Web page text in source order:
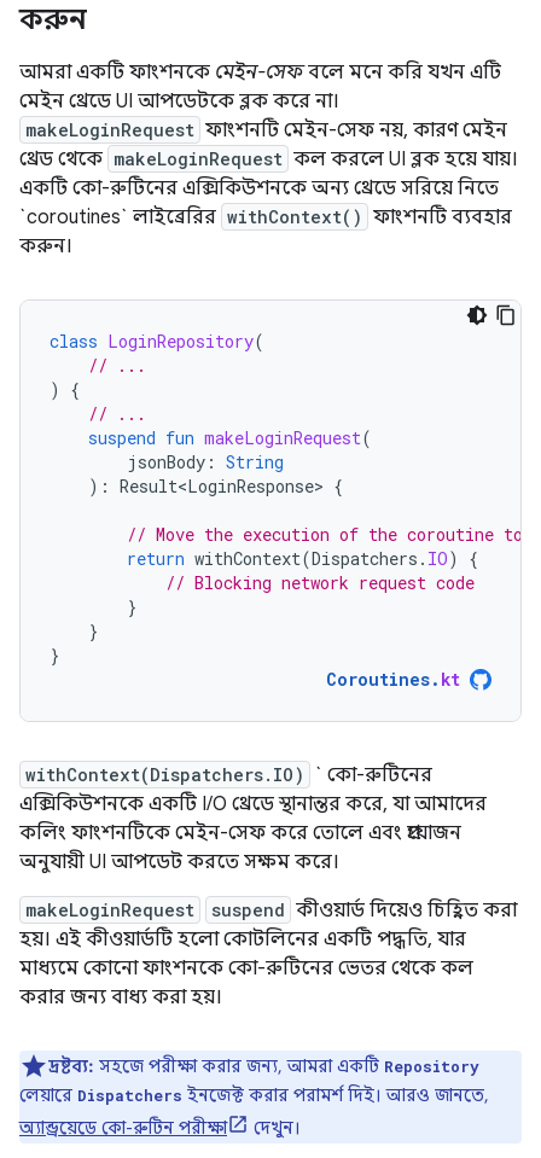
করুন
আমরা একটি ফাংশনকে মেইন-সেফবলে মনে করি যখন এটি
মেইন থ্রেডে UI আপডেটকে ব্লক করে না।
makeLoginRequest ফাংশনটি মেইন-সেফ নয়, কারণ মেইন
থ্রেড থেকে makeLoginRequest কল করলে UI ব্লক হয়ে যায়।
একটি কো-রুটিনের এক্সিকিউশনকে অন্য থ্রেডে সরিয়ে নিতে
`coroutines` লাইব্রেরির withContext() ফাংশনটি ব্যবহার
করুন।
class LoginRepository(
// ...
)
{
// ...
suspend fun makeLoginRequest(
jsonBody : String
): Result<LoginResponse> {
// Move the execution of the coroutine to
return withContext(Dispatchers . IO)
{
// Blocking network request code
}
}
}
Coroutines. kt
withContext(Dispatchers.IO)
` কো-রুটিনের
এক্সিকিউশনকে একটি I/O থ্রেডে স্থানান্তর করে, যা আমাদের
কলিং ফাংশনটিকে মেইন-সেফ করে তোলে এবং প্রয়োজন
অনুযায়ী UI আপডেট করতে সক্ষম করে।
makeLoginRequest suspend কীওয়ার্ড দিয়েও চিহ্নিত করা
হয়। এই কীওয়ার্ডটি হলো কোটলিনের একটি পদ্ধতি, যার
মাধ্যমে কোনো ফাংশনকে কো-রুটিনের ভেতর থেকে কল
করার জন্য বাধ্য করা হয়।
দ্রষ্টব্য: সহজে পরীক্ষা করার জন্য, আমরা একটি Repository
লেয়ারে Dispatchers ইনজেক্ট করার পরামর্শ দিই। আরও জানতে,
অ্যান্ড্রয়েডে কো-রুটিন পরীক্ষা
দেখুন।